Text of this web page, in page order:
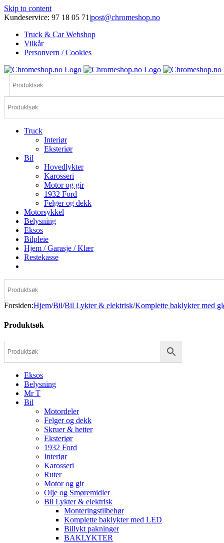
Skip to content
Kundeservice: 97 18 05 71 |post@chromeshop.no
Truck & Car Webshop
Vilkår
Personvern / Cookies
Truck
Interiør
Eksteriør
Bil
Hovedlykter
Karosseri
Motor og gir
1932 Ford
Felger og dekk
Motorsykkel
Belysning
Eksos
Bilpleie
Hjem / Garasje / Klær
Restekasse
Forsiden:Hjem/Bil/Bil Lykter & elektrisk/Komplette baklykter med
Produktsøk
Eksos
Belysning
Mr T
Bil
Motordeler
Felger og dekk
Skruer & hetter
Eksteriør
1932 Ford
Interiør
Karosseri
Ruter
Motor og gir
Olje og Smøremidler
Bil Lykter & elektrisk
Monteringstilbehør
Komplette baklykter med LED
Billykt pakninger
BAKLYKTER